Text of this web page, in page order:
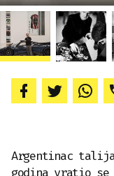
Argentinac
godina vratio se